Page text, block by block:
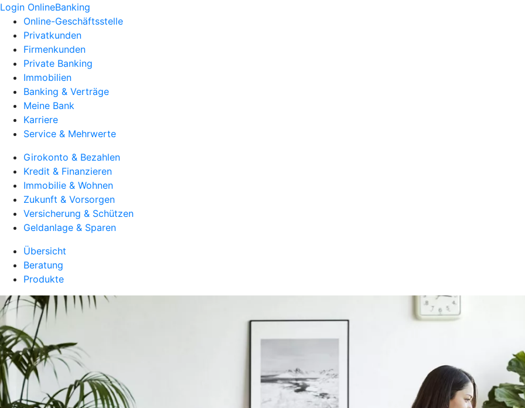
Login OnlineBanking
Online-Geschäftsstelle
Privatkunden
Firmenkunden
Private Banking
Immobilien
Banking & Verträge
Meine Bank
Karriere
Service & Mehrwerte
Girokonto & Bezahlen
Kredit & Finanzieren
Immobilie & Wohnen
Zukunft & Vorsorgen
Versicherung & Schützen
Geldanlage & Sparen
Übersicht
Beratung
Produkte